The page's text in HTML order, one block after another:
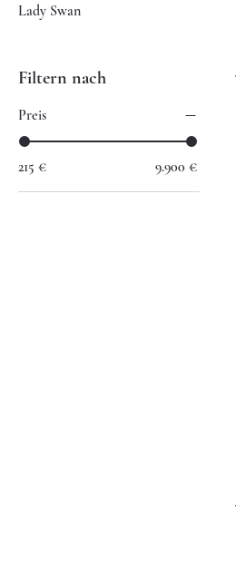
Lady Swan
Filtern nach
Preis
215 € 9.900 €